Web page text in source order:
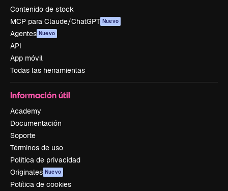
Contenido de stock
MCP para Claude/ChatGPT Nuevo
Agentes Nuevo
API
App móvil
Todas las herramientas
Información útil
Academy
Documentación
Soporte
Términos de uso
Política de privacidad
Originales Nuevo
Política de cookies